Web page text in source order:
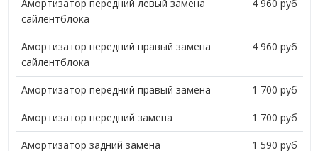
Амортизатор передний левый замена
сайлентблока
4 960 руб
Амортизатор передний правый замена
сайлентблока
4 960 руб
Амортизатор передний правый замена 1 700 руб
Амортизатор передний замена 1 700 руб
Амортизатор задний замена 1 590 руб